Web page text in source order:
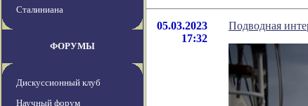
Сталиниана
ФОРУМЫ
Дискуссионный клуб
Научный форум
05.03.2023
17:32
Подводная